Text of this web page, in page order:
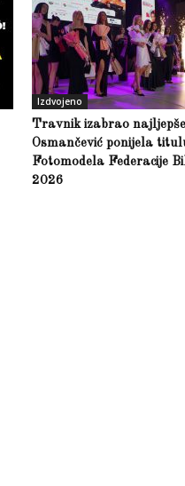
Izdvojeno
Travnik izabrao
Osmančević ponijela
Fotomodela Federacije
2026